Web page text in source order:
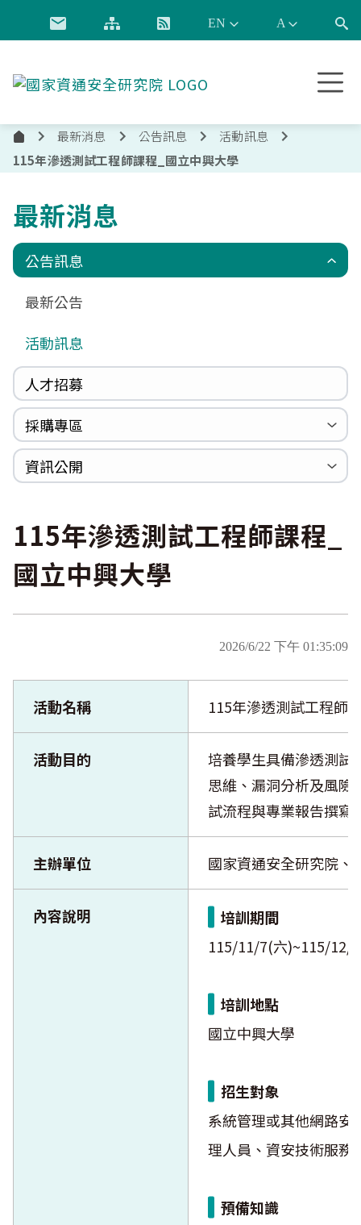
跳到主要內容
通
安
全
首
頁
最新消息 公告訊息
活動訊息
115年滲透測試工程師課程_國立中興大學
最新消息
公告訊息
最新公告
活動訊息
人才招募
採購專區
公開招標
採購公告
資訊公開
115年滲透測試工程師課程_
國立中興大學
2026/6/22 下午 01:35:09
活動名稱 115年滲透測試工程師
活動目的
培養學生具備滲透測試
思維、漏洞分析及風險
試流程與專業報告撰寫
主辦單位 國家資通安全研究院、
內容說明
培訓期間
115/11/7(六)~115/12/
培訓地點
國立中興大學
招生對象
系統管理或其他網路安
理人員、資安技術服務
預備知識